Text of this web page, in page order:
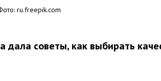
ru.freepik.com
советы, как выбирать